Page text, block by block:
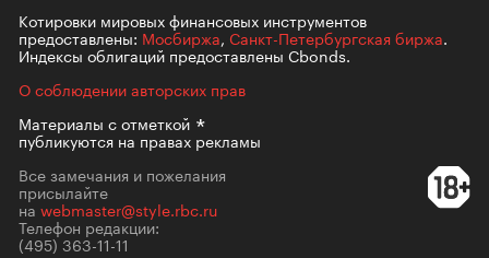
Котировки мировых финансовых инструментов
предоставлены: Мосбиржа, Санкт-Петербургская биржа.
Индексы облигаций предоставлены Cbonds.
О соблюдении авторских прав
Материалы сотметкой
публикуются на правах рекламы
Все замечания и пожелания
присылайте
на webmaster@style.rbc.ru
Телефон редакции:
(495) 363-11-11